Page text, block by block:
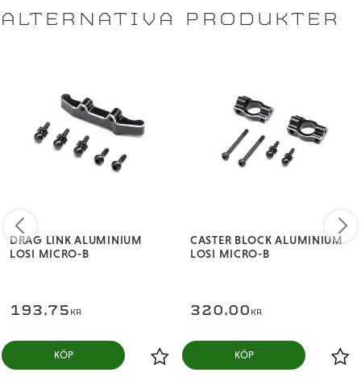
ALTERNATIVA PRODUKTER
DRAG LINK ALUMINIUM
LOSI MICRO-B
193,75 KR
KÖP
CASTER BLOCK ALUMINIUM
LOSI MICRO-B
320,00 KR
KÖP